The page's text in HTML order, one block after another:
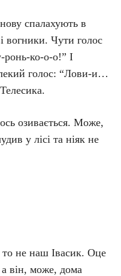
спалахують в
вогники. Чути голос
ронь-ко-о-о!” І
голос: “Лови-и…
озивається. Може,
у лісі та ніяк не
не наш Івасик. Оце
він, може, дома